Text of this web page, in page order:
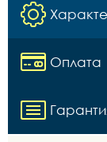
Оплата